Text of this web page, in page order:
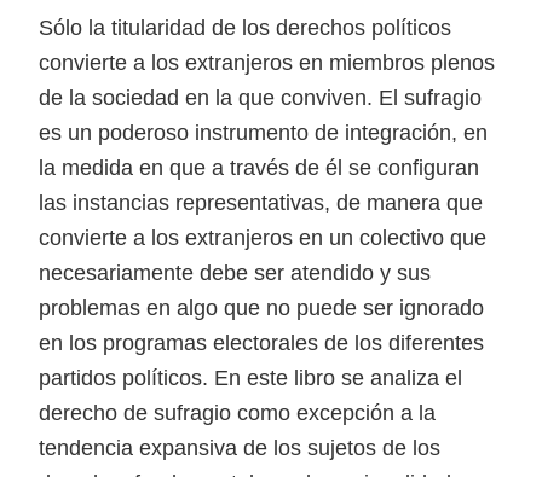
Sólo la titularidad de los derechos políticos
convierte a los extranjeros en miembros plenos
de la sociedad en la que conviven. El sufragio
es un poderoso instrumento de integración, en
la medida en que a través de él se configuran
las instancias representativas, de manera que
convierte a los extranjeros en un colectivo que
necesariamente debe ser atendido y sus
problemas en algo que no puede ser ignorado
en los programas electorales de los diferentes
partidos políticos. En este libro se analiza el
derecho de sufragio como excepción a la
tendencia expansiva de los sujetos de los